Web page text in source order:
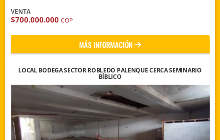
VENTA
$700.000.000 COP
MÁS INFORMACIÓN
LOCAL BODEGA SECTOR ROBLEDO PALENQUE CERCA SEMINARIO
BÍBLICO